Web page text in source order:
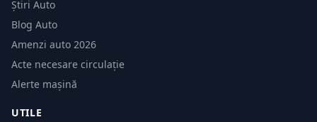
Știri Auto
Blog Auto
Amenzi auto 2026
Acte necesare circulație
Alerte mașină
UTILE